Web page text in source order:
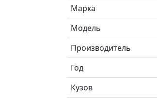
Марка
Модель
Производитель
Год
Кузов